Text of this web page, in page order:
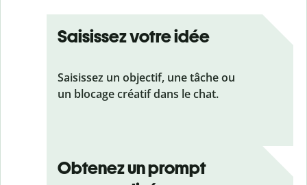
Saisissez votre idée
Saisissez un objectif, une tâche ou
un blocage créatif dans le chat.
Obtenez un prompt